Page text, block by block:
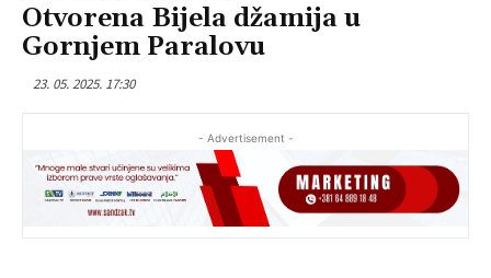
Otvorena Bijela džamija u
Gornjem Paralovu
23. 05. 2025. 17:30
- Advertisement -